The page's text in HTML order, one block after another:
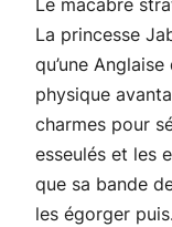
Le macabre
La princesse
qu’une
physique
charmes pour
esseulés et les
que sa bande
les égorger